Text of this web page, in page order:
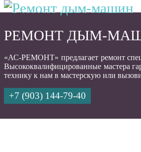
РЕМОНТ ДЫМ-
«АС-РЕМОНТ» предлагает ремонт
Высококвалифицированные мастера
технику к нам в мастерскую или
+7 (903) 144-79-40